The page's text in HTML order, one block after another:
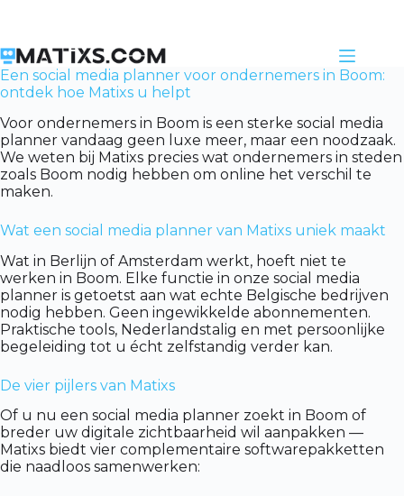
Een social media planner voor ondernemers in Boom:
ontdek hoe Matixs u helpt
Voor ondernemers in Boom is een sterke social media
planner vandaag geen luxe meer, maar een noodzaak.
We weten bij Matixs precies wat ondernemers in steden
zoals Boom nodig hebben om online het verschil te
maken.
Wat een social media planner van Matixs uniek maakt
Wat in Berlijn of Amsterdam werkt, hoeft niet te
werken in Boom. Elke functie in onze social media
planner is getoetst aan wat echte Belgische bedrijven
nodig hebben. Geen ingewikkelde abonnementen.
Praktische tools, Nederlandstalig en met persoonlijke
begeleiding tot u écht zelfstandig verder kan.
De vier pijlers van Matixs
Of u nu een social media planner zoekt in Boom of
breder uw digitale zichtbaarheid wil aanpakken —
Matixs biedt vier complementaire softwarepakketten
die naadloos samenwerken: